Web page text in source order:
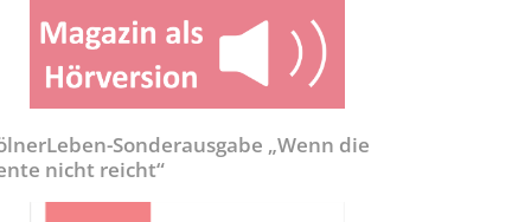
Sonderausgabe „Wenn die
nicht reicht“